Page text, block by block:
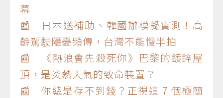
幕
📰 日本送補助、韓國辦模擬實測！高
齡駕駛隱憂頻傳，台灣不能慢半拍
📰 《熱浪會先殺死你》巴黎的鍍鋅屋
頂，是炎熱天氣的致命裝置？
📰 你總是存不到錢？正視這 7 個極簡